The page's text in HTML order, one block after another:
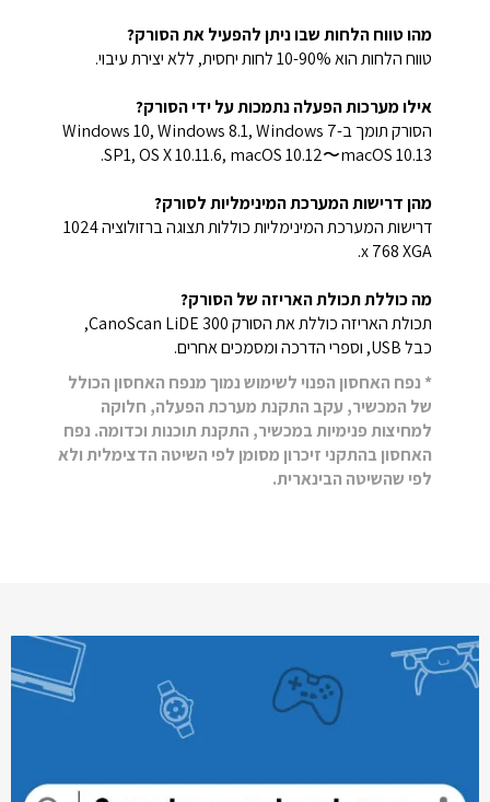
מהו טווח הלחות שבו ניתן להפעיל את הסורק?
טווח הלחות הוא 10-90% לחות יחסית, ללא יצירת עיבוי.
אילו מערכות הפעלה נתמכות על ידי הסורק?
הסורק תומך ב-Windows 10, Windows 8.1, Windows 7
SP1, OS X 10.11.6, macOS 10.12〜macOS 10.13.
מהן דרישות המערכת המינימליות לסורק?
דרישות המערכת המינימליות כוללות תצוגה ברזולוציה ‎1024
x 768 XGA.
מה כוללת תכולת האריזה של הסורק?
תכולת האריזה כוללת את הסורק CanoScan LiDE 300,
כבל USB, וספרי הדרכה ומסמכים אחרים.
* נפח האחסון הפנוי לשימוש נמוך מנפח האחסון הכולל
של המכשיר, עקב התקנת מערכת הפעלה, חלוקה
למחיצות פנימיות במכשיר, התקנת תוכנות וכדומה. נפח
האחסון בהתקני זיכרון מסומן לפי השיטה הדצימלית ולא
לפי שהשיטה הבינארית.